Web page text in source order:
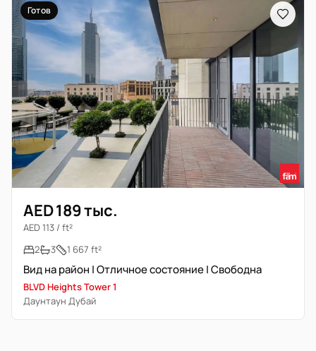
Готов
AED 189 тыс.
AED 113 / ft²
2
3 1 667 ft²
Вид на район | Отличное состояние | Свободна
BLVD Heights Tower 1
Даунтаун Дубай